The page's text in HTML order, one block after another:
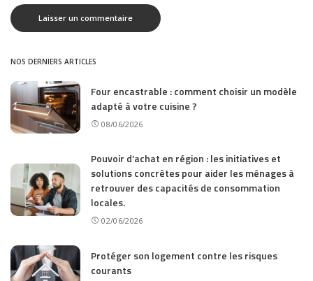
NOS DERNIERS ARTICLES
Four encastrable : comment choisir un modèle
adapté à votre cuisine ?
08/06/2026
Pouvoir d’achat en région : les initiatives et
solutions concrètes pour aider les ménages à
retrouver des capacités de consommation
locales.
02/06/2026
Protéger son logement contre les risques
courants